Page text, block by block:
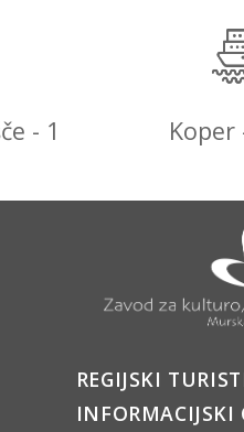
- 1 Koper
REGIJSKI
INFORMACIJSKI